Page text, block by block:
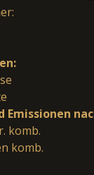
Emissionen
komb.
komb.